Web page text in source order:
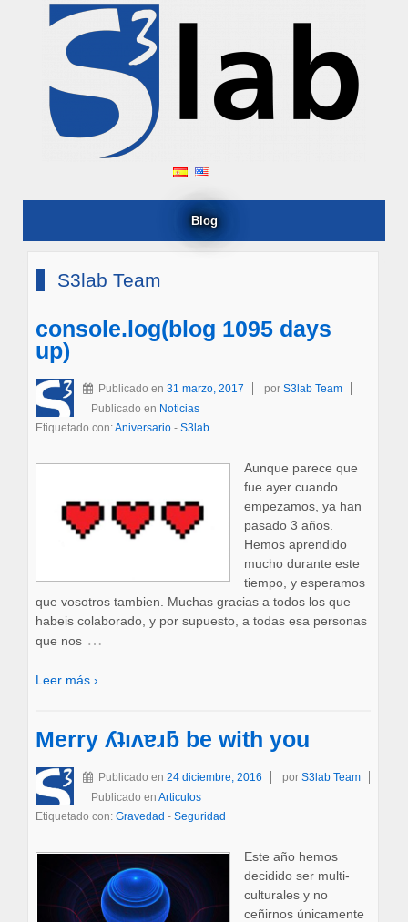
Blog
S3lab Team
console.log(blog 1095 days
up)
Publicado en 31 marzo, 2017 por S3lab Team
Publicado en Noticias
Etiquetado con:Aniversario- S3lab
Aunque parece que
fue ayer cuando
empezamos, ya han
pasado 3 años.
Hemos aprendido
mucho durante este
tiempo, y esperamos
que vosotros tambien. Muchas gracias a todos los que
habeis colaborado, y por supuesto, a todas esa personas
que nos …
Leer más ›
Merry ʎʇıʌɐɹƃ be with you
Publicado en 24 diciembre, 2016 por S3lab Team
Publicado en Articulos
Etiquetado con: Gravedad - Seguridad
Este año hemos
decidido ser multi-
culturales y no
ceñirnos únicamente